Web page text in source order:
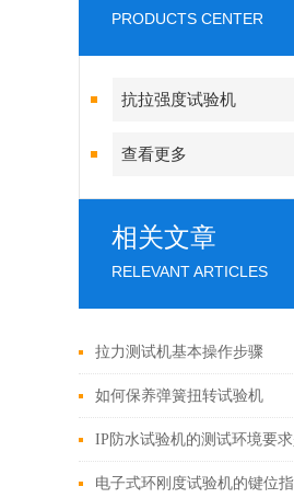
PRODUCTS CENTER
抗拉强度试验机
查看更多
相关文章
RELEVANT ARTICLES
拉力测试机基本操作步骤
如何保养弹簧扭转试验机